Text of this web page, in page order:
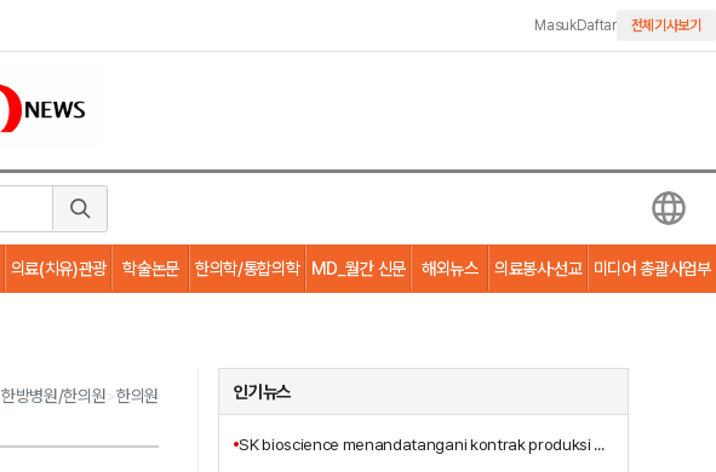
MasukDaftar 전체기사보기
의료(치유)관광 학술논문 한의학/통합의학 MD_월간 신문 해외뉴스 의료봉사·선교 미디어 총괄사업부
한방병원/한의원>한의원 인기뉴스
SK bioscience menandatangani kontrak produksi alih daya vaksin Ebola MSD dengan anak perusahaannya, IDT Biologika